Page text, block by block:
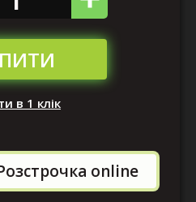
в 1 клік
online